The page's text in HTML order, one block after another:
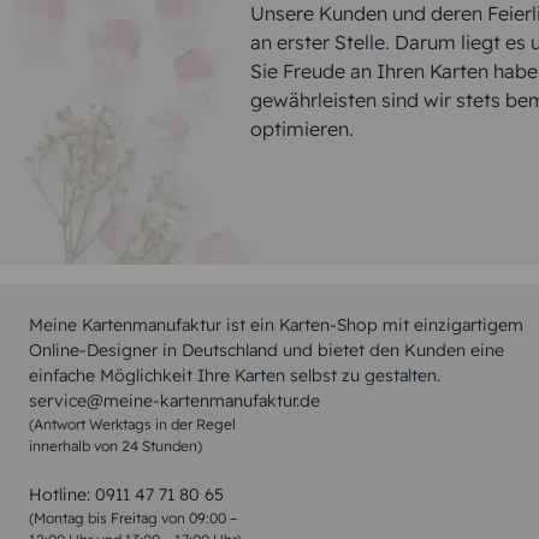
Unsere Kunden und deren
an erster Stelle. Darum liegt es
Sie Freude an Ihren Karten
gewährleisten sind wir stets
optimieren.
Meine Kartenmanufaktur ist ein Karten-Shop mit einzigartigem
Online-Designer in Deutschland und bietet den Kunden eine
einfache Möglichkeit Ihre Karten selbst zu gestalten.
service@meine-kartenmanufaktur.de
(Antwort Werktags in der Regel
innerhalb von 24 Stunden)
Hotline: 0911 47 71 80 65
(Montag bis Freitag von 09:00 –